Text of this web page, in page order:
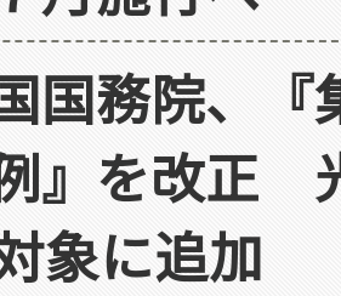
国務院、
』を改正
象に追加